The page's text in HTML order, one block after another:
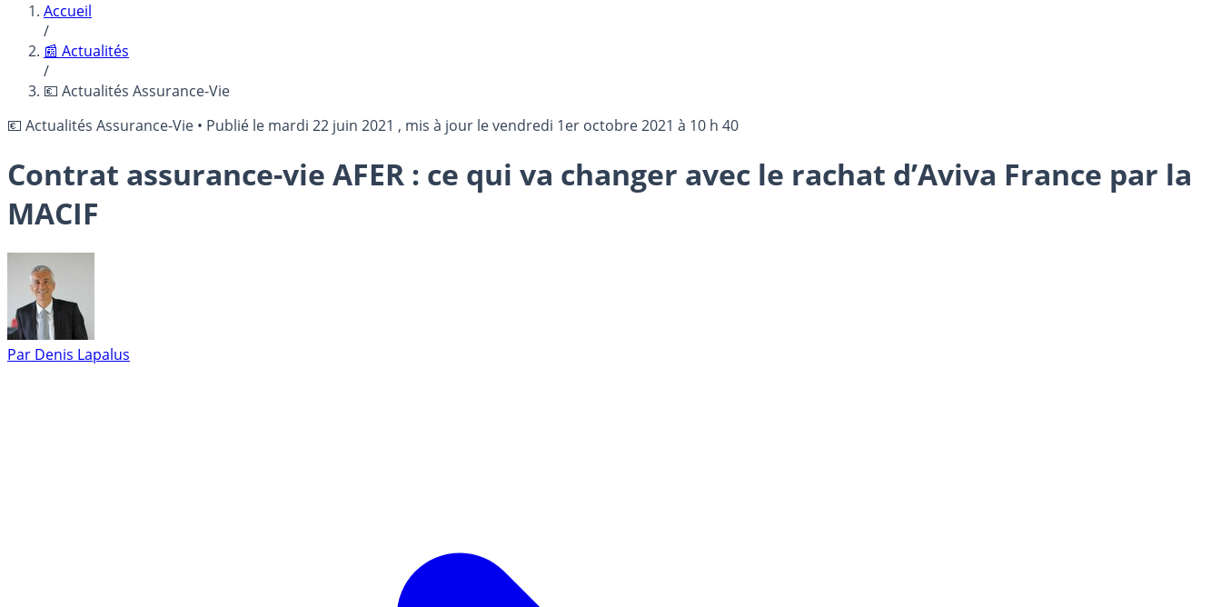
Accueil
/
📰 Actualités
/
💶 Actualités Assurance-Vie
💶 Actualités Assurance-Vie • Publié le mardi 22 juin 2021 , mis à jour levendredi 1er octobre 2021 à 10 h 40
Contrat assurance-vie AFER : ce qui va changer avec le rachat d’Aviva France par la
MACIF
Par Denis Lapalus